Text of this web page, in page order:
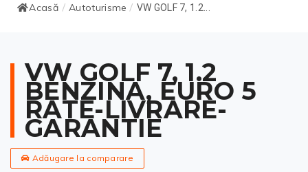
Acasă / Autoturisme / VW GOLF 7, 1.2...
VW GOLF 7, 1.2
BENZINA, EURO 5
RATE-LIVRARE-
GARANTIE
Adăugare la comparare